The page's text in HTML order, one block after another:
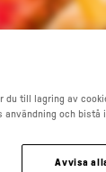
du till lagring av
och bistå
Avvisa